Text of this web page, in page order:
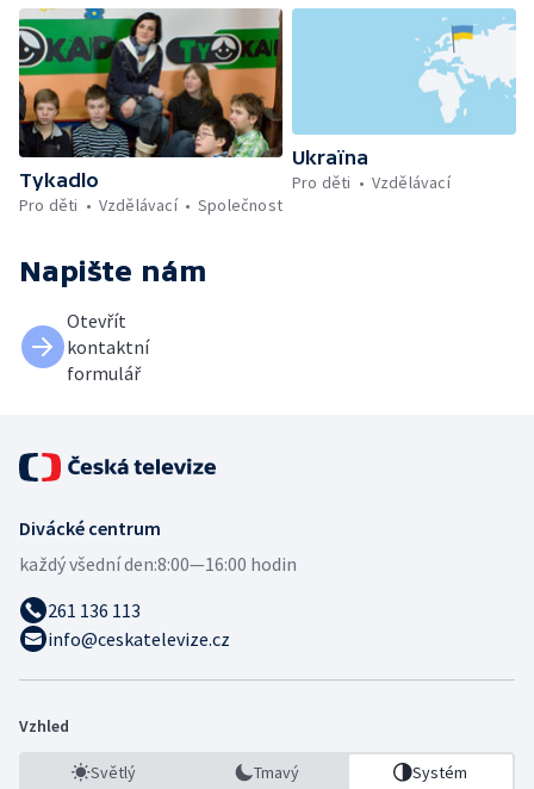
Tykadlo
Pro děti
Vzdělávací Společnost
Ukraïna
Pro děti
Vzdělávací
Napište nám
Otevřít
kontaktní
formulář
Divácké centrum
každý všední den:8:00—16:00 hodin
261 136 113
info@ceskatelevize.cz
Vzhled
Světlý Tmavý Systém